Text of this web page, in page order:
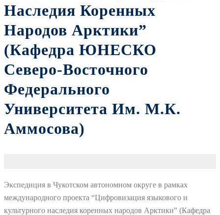
Наследия Коренных
Народов Арктики”
(Кафедра ЮНЕСКО
Северо-Восточного
Федерального
Университета Им. М.К.
Аммосова)
Экспедиция в Чукотском автономном округе в рамках
международного проекта “Цифровизация языкового и
культурного наследия коренных народов Арктики” (Кафедра